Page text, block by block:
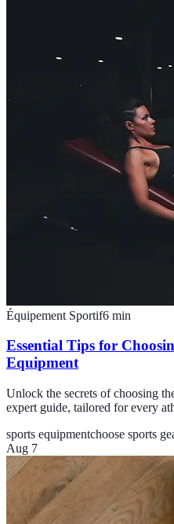
Équipement Sportif6 min
Essential Tips for
Equipment
Unlock the secrets of choosing
expert guide, tailored for every
sports equipmentchoose sports
Aug 7